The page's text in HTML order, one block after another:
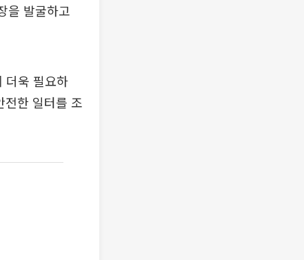
을 발굴하고
더욱 필요하
전한 일터를 조